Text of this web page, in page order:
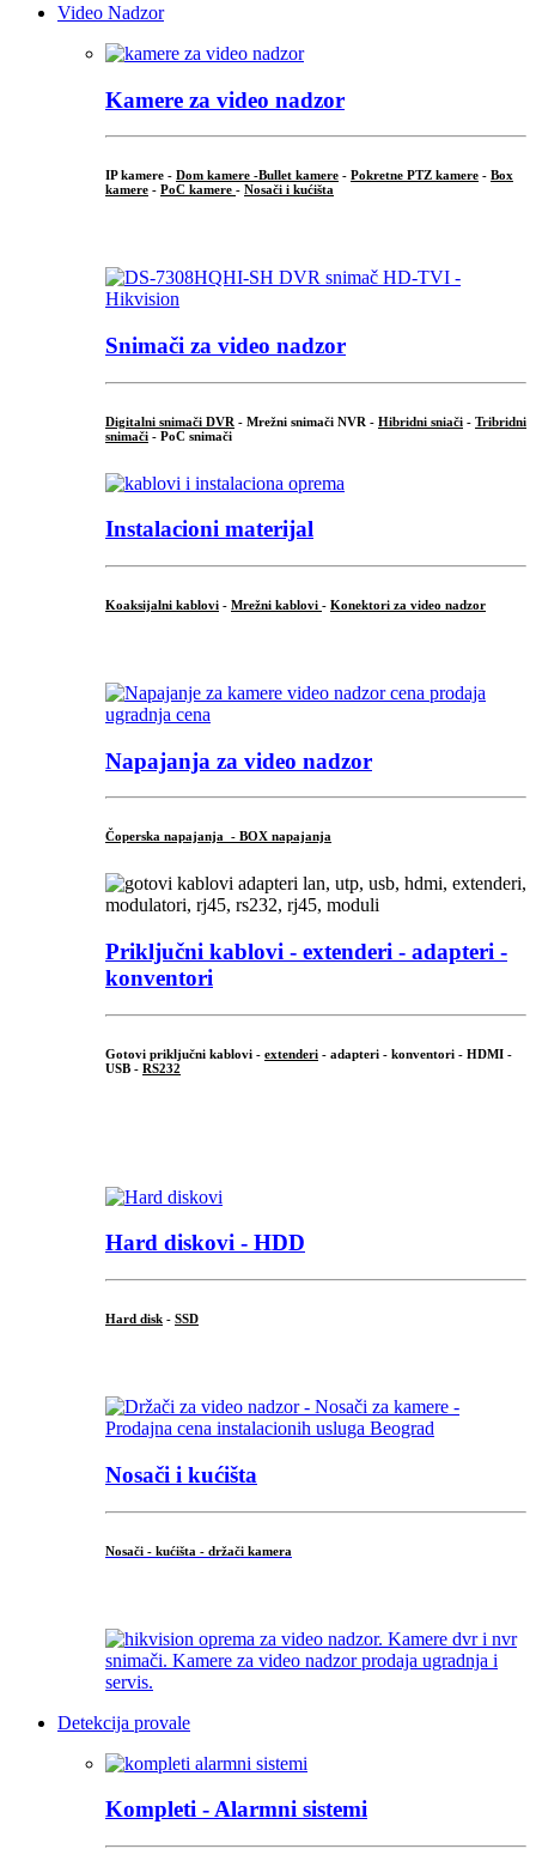
Video Nadzor
Kamere za video nadzor
IP kamere - Dom kamere -Bullet kamere - Pokretne PTZ kamere - Box
kamere - PoC kamere - Nosači i kućišta
Snimači za video nadzor
Digitalni snimači DVR - Mrežni snimači NVR - Hibridni sniači - Tribridni
snimači - PoC snimači
Instalacioni materijal
Koaksijalni kablovi - Mrežni kablovi - Konektori za video nadzor
Napajanja za video nadzor
Čoperska napajanja - BOX napajanja
Priključni kablovi - extenderi - adapteri -
konventori
Gotovi priključni kablovi - extenderi - adapteri - konventori - HDMI -
USB - RS232
Hard diskovi - HDD
Hard disk - SSD
Nosači i kućišta
Nosači - kućišta - držači kamera
Detekcija provale
Kompleti - Alarmni sistemi